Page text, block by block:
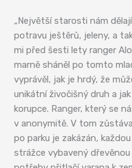
„Největší starosti nám
potravu ještěrů, jeleny, a
mi před šesti lety ranger
marně sháněl po tomto
vyprávěl, jak je hrdý, že
unikátní živočišný druh a
korupce. Ranger, který se
v anonymitě. V tom
po parku je zakázán,
strážce vybavený